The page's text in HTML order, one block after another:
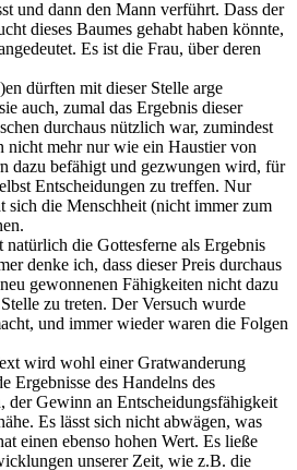
und dann den Mann verführt. Dass der
dieses Baumes gehabt haben könnte,
Es ist die Frau, über deren
dürften mit dieser Stelle arge
auch, zumal das Ergebnis dieser
durchaus nützlich war, zumindest
nicht mehr nur wie ein Haustier von
dazu befähigt und gezwungen wird, für
Entscheidungen zu treffen. Nur
sich die Menschheit (nicht immer zum
natürlich die Gottesferne als Ergebnis
denke ich, dass dieser Preis durchaus
gewonnenen Fähigkeiten nicht dazu
zu treten. Der Versuch wurde
und immer wieder waren die Folgen
wird wohl einer Gratwanderung
Ergebnisse des Handelns des
der Gewinn an Entscheidungsfähigkeit
Es lässt sich nicht abwägen, was
einen ebenso hohen Wert. Es ließe
unserer Zeit, wie z.B. die